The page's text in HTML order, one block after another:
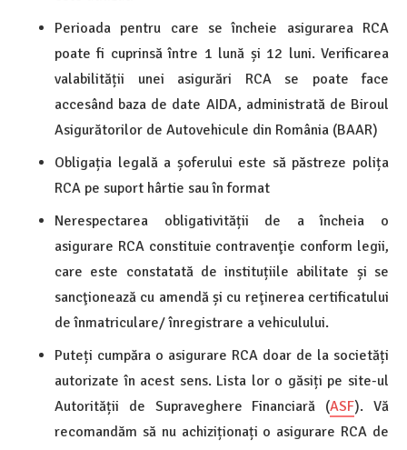
Perioada pentru care se încheie asigurarea RCA
poate fi cuprinsă între 1 lună și 12 luni. Verificarea
valabilității unei asigurări RCA se poate face
accesând baza de date AIDA, administrată de Biroul
Asigurătorilor de Autovehicule din România (BAAR)
Obligația legală a șoferului este să păstreze polița
RCA pe suport hârtie sau în format
Nerespectarea obligativității de a încheia o
asigurare RCA constituie contravenţie conform legii,
care este constatată de instituțiile abilitate și se
sancţionează cu amendă și cu reţinerea certificatului
de înmatriculare/ înregistrare a vehiculului.
Puteți cumpăra o asigurare RCA doar de la societăți
autorizate în acest sens. Lista lor o găsiți pe site-ul
Autorității de Supraveghere Financiară (ASF). Vă
recomandăm să nu achiziționați o asigurare RCA de